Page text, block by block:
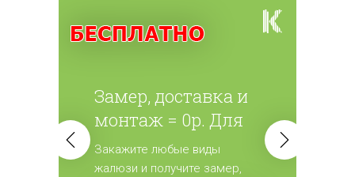
Замер, доставка и
монтаж = 0р. Для
всех жалюзи.
Закажите любые виды
жалюзи и получите замер,